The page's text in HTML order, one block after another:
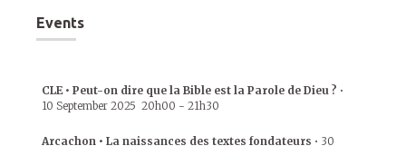
Events
CLE • Peut-on dire que la Bible est la Parole de Dieu ? •
10 September 2025 20h00 - 21h30
Arcachon • La naissances des textes fondateurs • 30